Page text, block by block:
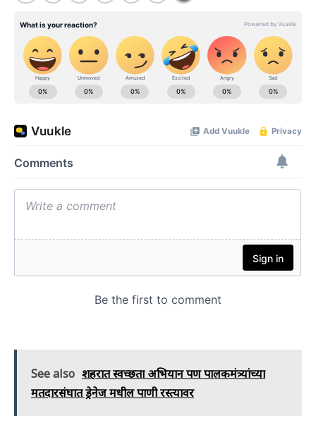
See also शहरात स्वच्छता अभियान पण पालकमंत्र्यांच्या
मतदारसंघात ड्रेनेज मधील पाणी रस्त्यावर